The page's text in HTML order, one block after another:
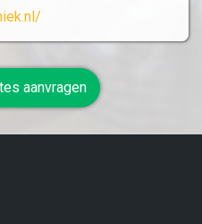
aanvragen